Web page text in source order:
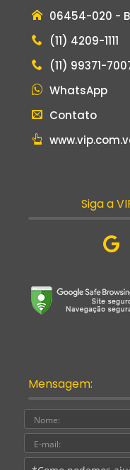
06454-020 -
(11) 4209-1111
(11) 99371-
WhatsApp
Contato
Siga a
Mensagem:
Nome: